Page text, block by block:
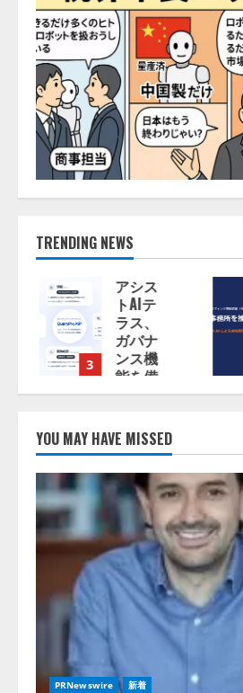
TRENDING NEWS
3
アシス
トAIテ
ラス、
ガバナ
ンス機
能を備
えたAI
ェント
プラッ
ーム
「QueryPie
AIP」
を提供
開始
2026/08/06/11:53:44
YOU MAY HAVE MISSED
PRNewswire 新着